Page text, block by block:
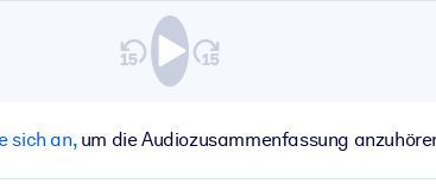
sich an,um die Audiozusammenfassung